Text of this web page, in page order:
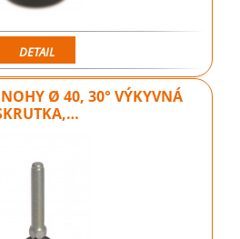
DETAIL
Ø 40, 30° VÝKYVNÁ